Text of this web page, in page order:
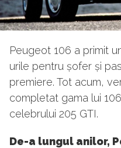
Peugeot 106 a primit
urile pentru șofer și
premiere. Tot acum,
completat gama lui
celebrului 205 GTI.
De-a lungul anilor,